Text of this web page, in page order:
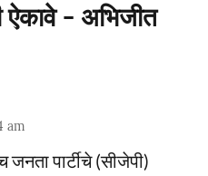
ऐकावे - अभिजीत
am
पार्टीचे (सीजेपी)